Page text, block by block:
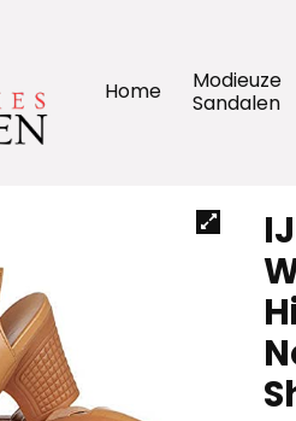
Home
Modieuze
Sandalen